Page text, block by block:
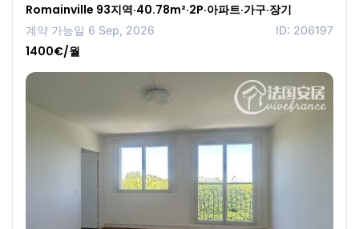
Romainville 93지역·40.78m²·2P·아파트·가구·장기
계약 가능일 6 Sep, 2026 ID: 206197
1400€/월